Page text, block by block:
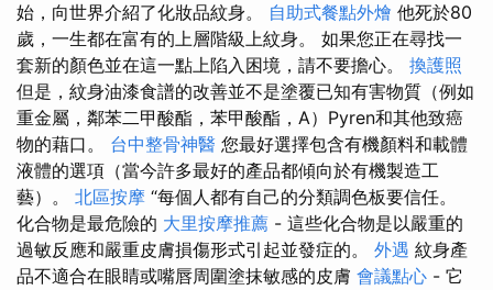
始，向世界介紹了化妝品紋身。 自助式餐點外燴 他死於80
歲，一生都在富有的上層階級上紋身。 如果您正在尋找一
套新的顏色並在這一點上陷入困​​境，請不要擔心。 換護照
但是，紋身油漆食譜的改善並不是塗覆已知有害物質（例如
重金屬，鄰苯二甲酸酯，苯甲酸酯，A）Pyren和其他致癌
物的藉口。 台中整骨神醫 您最好選擇包含有機顏料和載體
液體的選項（當今許多最好的產品都傾向於有機製造工
藝）。 北區按摩 “每個人都有自己的分類調色板要信任。
化合物是最危險的 大里按摩推薦 - 這些化合物是以嚴重的
過敏反應和嚴重皮膚損傷形式引起並發症的。 外遇 紋身產
品不適合在眼睛或嘴唇周圍塗抹敏感的皮膚 會議點心 - 它